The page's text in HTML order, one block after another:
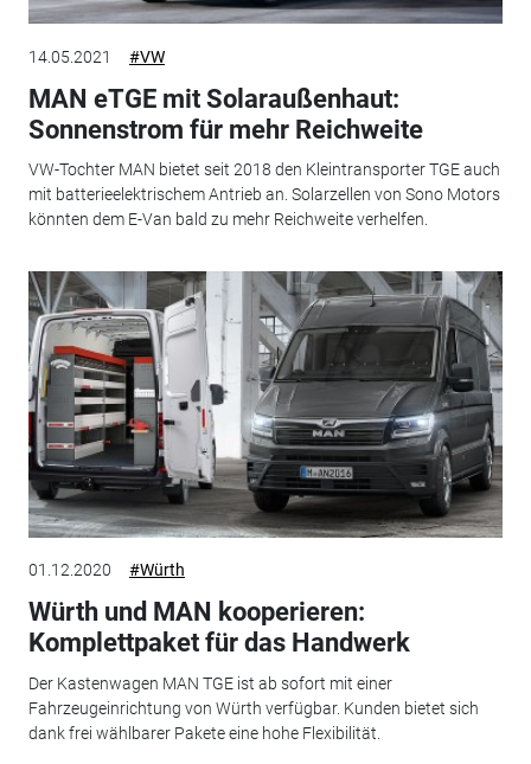
14.05.2021 #VW
MAN eTGE mit Solaraußenhaut:
Sonnenstrom für mehr Reichweite
VW-Tochter MAN bietet seit 2018 den Kleintransporter TGE auch
mit batterieelektrischem Antrieb an. Solarzellen von Sono Motors
könnten dem E-Van bald zu mehr Reichweite verhelfen.
01.12.2020 #Würth
Würth und MAN kooperieren:
Komplettpaket für das Handwerk
Der Kastenwagen MAN TGE ist ab sofort mit einer
Fahrzeugeinrichtung von Würth verfügbar. Kunden bietet sich
dank frei wählbarer Pakete eine hohe Flexibilität.